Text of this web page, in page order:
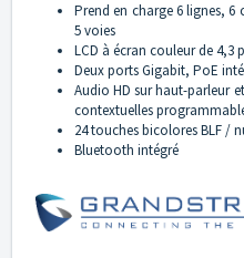
Prend en charge 6 lignes, 6
5 voies
LCD à écran couleur de 4,3
Deux ports Gigabit, PoE
Audio HD sur haut-parleur
contextuelles
24 touches bicolores BLF /
Bluetooth intégré